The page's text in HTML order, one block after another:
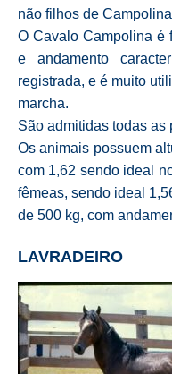
não filhos de
O Cavalo Campolina é
e andamento
registrada, e é muito
marcha.
São admitidas todas
Os animais possuem
com 1,62 sendo ideal
fêmeas, sendo ideal
de 500 kg, com
LAVRADEIRO